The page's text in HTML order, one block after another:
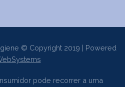
© Copyright 2019 | Powered
pode recorrer a uma